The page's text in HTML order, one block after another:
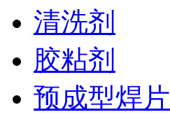
清洗剂
胶粘剂
预成型焊片